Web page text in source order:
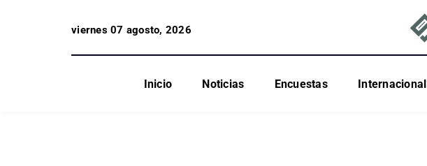
viernes 07 agosto, 2026
Inicio Noticias Encuestas Internacional